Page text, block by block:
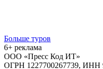
Больше туров
6+ реклама
ООО «Пресс Код ИТ»
ОГРН 1227700267739, ИНН